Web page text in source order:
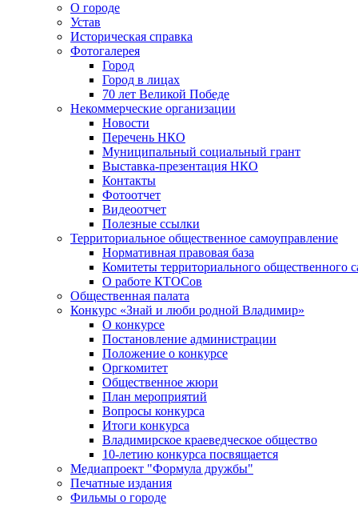
О городе
Устав
Историческая справка
Фотогалерея
Город
Город в лицах
70 лет Великой Победе
Некоммерческие организации
Новости
Перечень НКО
Муниципальный социальный грант
Выставка-презентация НКО
Контакты
Фотоотчет
Видеоотчет
Полезные ссылки
Территориальное общественное самоуправление
Нормативная правовая база
Комитеты территориального общественного
О работе КТОСов
Общественная палата
Конкурс «Знай и люби родной Владимир»
О конкурсе
Постановление администрации
Положение о конкурсе
Оргкомитет
Общественное жюри
План мероприятий
Вопросы конкурса
Итоги конкурса
Владимирское краеведческое общество
10-летию конкурса посвящается
Медиапроект "Формула дружбы"
Печатные издания
Фильмы о городе